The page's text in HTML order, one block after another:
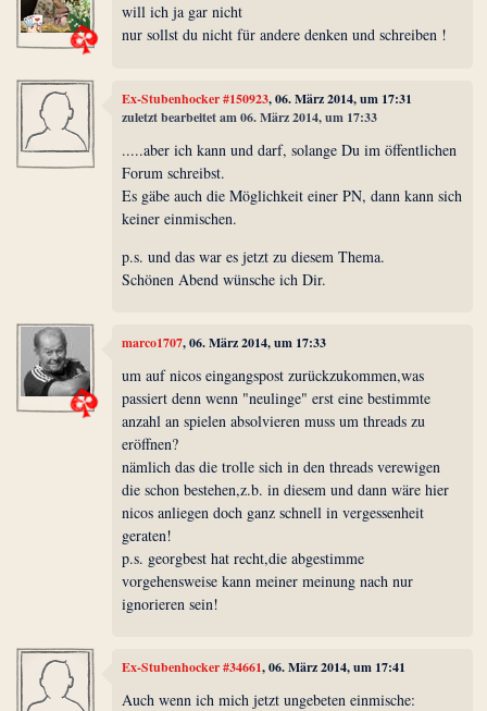
will ich ja gar nicht
nur sollst du nicht für andere denken und schreiben !
Ex-Stubenhocker #150923, 06. März 2014, um 17:31
zuletzt bearbeitet am 06. März 2014, um 17:33
.....aber ich kann und darf, solange Du im öffentlichen
Forum schreibst.
Es gäbe auch die Möglichkeit einer PN, dann kann sich
keiner einmischen.
p.s. und das war es jetzt zu diesem Thema.
Schönen Abend wünsche ich Dir.
marco1707, 06. März 2014, um 17:33
um auf nicos eingangspost zurückzukommen,was
passiert denn wenn "neulinge" erst eine bestimmte
anzahl an spielen absolvieren muss um threads zu
eröffnen?
nämlich das die trolle sich in den threads verewigen
die schon bestehen,z.b. in diesem und dann wäre hier
nicos anliegen doch ganz schnell in vergessenheit
geraten!
p.s. georgbest hat recht,die abgestimme
vorgehensweise kann meiner meinung nach nur
ignorieren sein!
Ex-Stubenhocker #34661, 06. März 2014, um 17:41
Auch wenn ich mich jetzt ungebeten einmische: